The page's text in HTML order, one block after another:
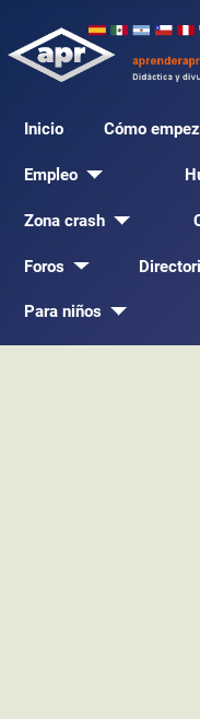
Inicio Cómo
Empleo
Zona crash
Foros
Para niños